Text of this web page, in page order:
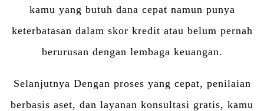
kamu yang butuh dana cepat namun punya
keterbatasan dalam skor kredit atau belum pernah
berurusan dengan lembaga keuangan.
Selanjutnya Dengan proses yang cepat, penilaian
berbasis aset, dan layanan konsultasi gratis, kamu